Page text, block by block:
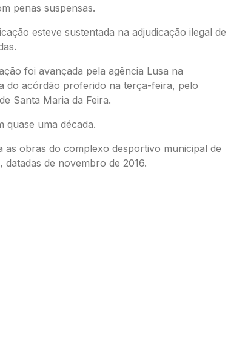
penas suspensas.
esteve sustentada na adjudicação ilegal de
foi avançada pela agência Lusa na
do acórdão proferido na terça-feira, pelo
Santa Maria da Feira.
quase uma década.
as obras do complexo desportivo municipal de
datadas de novembro de 2016.